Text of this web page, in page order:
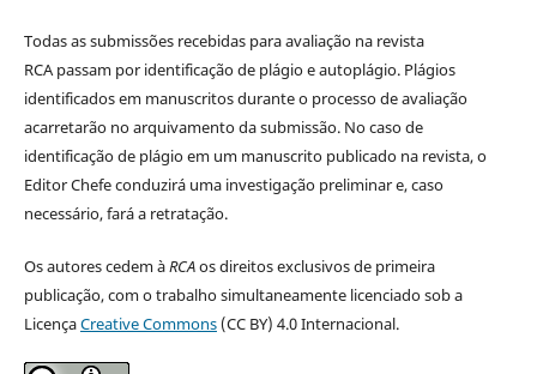
Todas as submissões recebidas para avaliação na revista
RCA passam por identificação de plágio e autoplágio. Plágios
identificados em manuscritos durante o processo de avaliação
acarretarão no arquivamento da submissão. No caso de
identificação de plágio em um manuscrito publicado na revista, o
Editor Chefe conduzirá uma investigação preliminar e, caso
necessário, fará a retratação.
Os autores cedem àRCAos direitos exclusivos de primeira
publicação, com o trabalho simultaneamente licenciado sob a
LicençaCreative Commons(CC BY) 4.0 Internacional.